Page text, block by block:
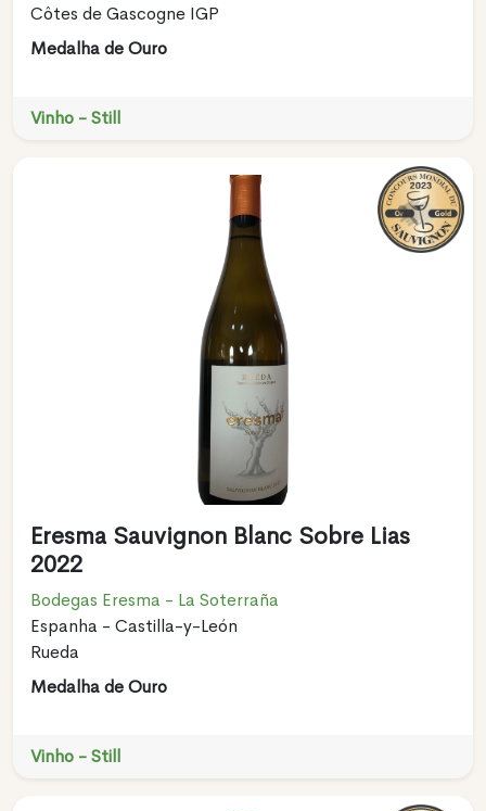
Côtes de Gascogne IGP
Medalha de Ouro
Vinho - Still
Eresma Sauvignon Blanc Sobre Lias
2022
Bodegas Eresma - La Soterraña
Espanha - Castilla-y-León
Rueda
Medalha de Ouro
Vinho - Still